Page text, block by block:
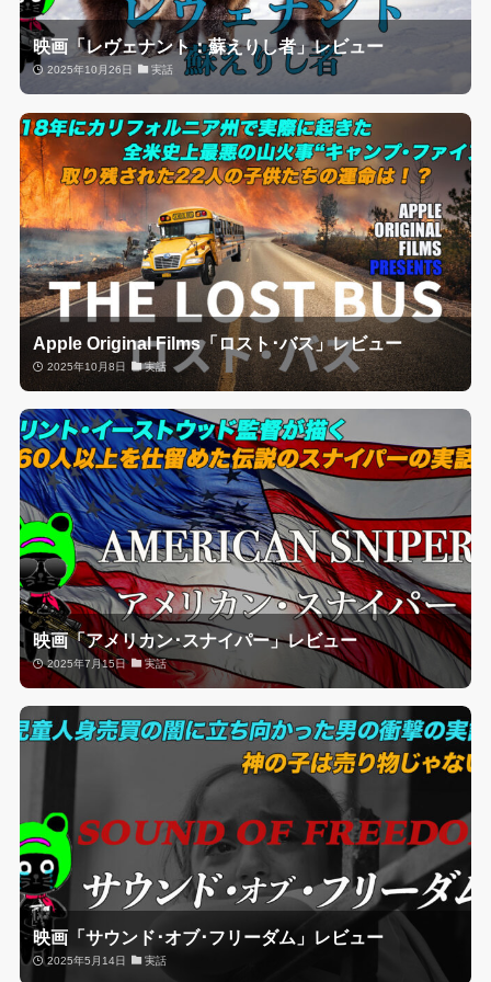
映画「レヴェナント：蘇えりし者」レビュー
2025年10月26日 実話
Apple Original Films「ロスト･バス」レビュー
2025年10月8日 実話
映画「アメリカン･スナイパー」レビュー
2025年7月15日 実話
映画「サウンド･オブ･フリーダム」レビュー
2025年5月14日 実話